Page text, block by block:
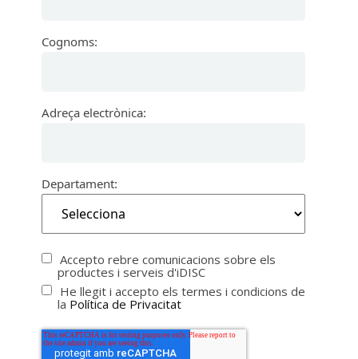
Cognoms:
Adreça electrònica:
Departament:
Accepto rebre comunicacions sobre els
productes i serveis d'iDISC
He llegit i accepto els termes i condicions de
la Política de Privacitat